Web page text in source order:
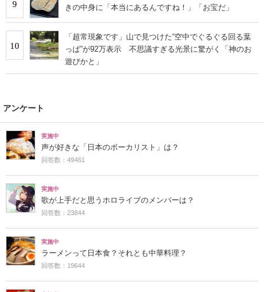
9 きの中身に「本当にあるんですね！」「お宝だ」
10
「超常現象です」山で見つけた“空中でぐるぐる回る葉
っぱ”が92万表示 不思議すぎる光景に驚がく「神のお
遊びかと」
アンケート
実施中
声が好きな「日本のボーカリスト」は？
回答数：49461
実施中
歌が上手だと思うホロライブのメンバーは？
回答数：23844
実施中
ラーメンって日本食？それとも中華料理？
回答数：19644